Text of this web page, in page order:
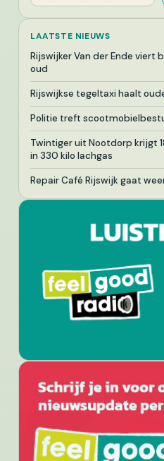
LAATSTE NIEUWS
Rijswijker Van der Ende viert
oud
Rijswijkse tegeltaxi haalt
Politie treft
Twintiger uit Nootdorp krijgt
in 330 kilo lachgas
Repair Café Rijswijk gaat